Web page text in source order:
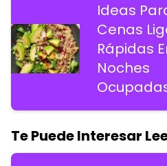
Ideas
Cenas
Rápidas
Noches
Te Puede Interesar